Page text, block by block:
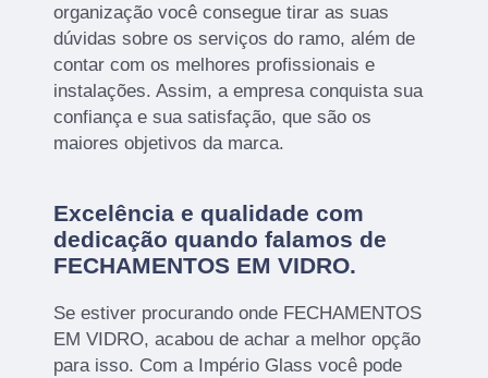
organização você consegue tirar as suas
dúvidas sobre os serviços do ramo, além de
contar com os melhores profissionais e
instalações. Assim, a empresa conquista sua
confiança e sua satisfação, que são os
maiores objetivos da marca.
Excelência e qualidade com
dedicação quando falamos de
FECHAMENTOS EM VIDRO.
Se estiver procurando onde FECHAMENTOS
EM VIDRO, acabou de achar a melhor opção
para isso. Com a Império Glass você pode